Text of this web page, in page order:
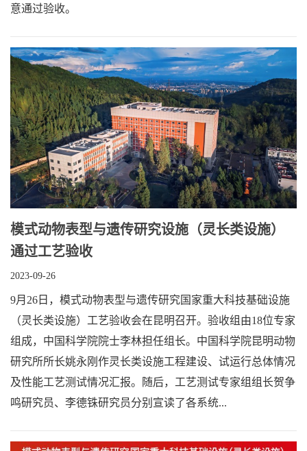
意通过验收。
模式动物表型与遗传研究设施（灵长类设施）
通过工艺验收
2023-09-26
9月26日，模式动物表型与遗传研究国家重大科技基础设施
（灵长类设施）工艺验收会在昆明召开。验收组由18位专家
组成，中国科学院院士李林担任组长。中国科学院昆明动物
研究所所长姚永刚作灵长类设施工程建设、试运行总体情况
及性能工艺测试情况汇报。随后，工艺测试专家组组长贺争
鸣研究员、李德铢研究员分别宣读了各系统...